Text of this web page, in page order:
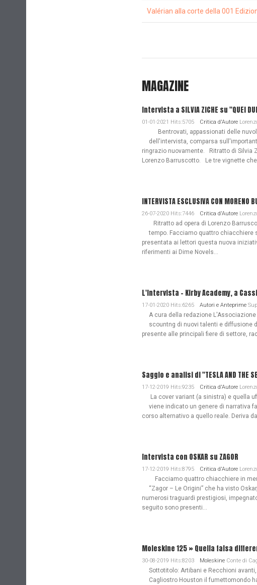
Valérian alla corte della 001
MAGAZINE
Intervista a SILVIA ZICHE su "QUEI
01-01-2021 Hits:5705 Critica d'Autore
Bentrovati, appassionati delle
dell'intervista, comparsa
ringrazio nuovamente. Ritratto di Silvia
Lorenzo Barruscotto. Le tre vignette
INTERVISTA ESCLUSIVA CON
26-07-2020 Hits:7446 Critica d'Autore
Ritratto ad opera di Lorenzo
tempo. Facciamo quattro chiacchiere
presentata ai lettori questa nuova
riferimenti ai Dime Novels...
L'Intervista - Kirby Academy, a
17-01-2020 Hits:6265 Autori e Anteprime
A cura della redazione
scountng di nuovi talenti e diffusione
presente alle principali fiere di settore,
Saggio e analisi di "TESLA AND THE
17-12-2019 Hits:9235 Critica d'Autore
La cover variant (a sinistra) e quella
viene indicato un genere di narrativa
corso alternativo a quello reale. Deriva
Intervista con OSKAR su ZAGOR
17-12-2019 Hits:8795 Critica d'Autore
Facciamo quattro chiacchiere in
“Zagor – Le Origini” che ha visto
numerosi traguardi prestigiosi,
seguito sono presenti...
Moleskine 125 » Quella falsa
30-08-2019 Hits:8203 MoleskineConte di
Sottotitolo: Artibani e Recchioni
Cagliostro Houston il fumettomondo